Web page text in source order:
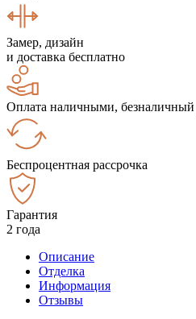
Замер, дизайн
и доставка бесплатно
Оплата наличными, безналичный
Беспроцентная рассрочка
Гарантия
2 года
Описание
Отделка
Информация
Отзывы